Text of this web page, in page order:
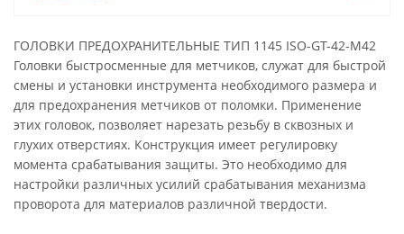
ГОЛОВКИ ПРЕДОХРАНИТЕЛЬНЫЕ ТИП 1145 ISO-GT-42-M42
Головки быстросменные для метчиков, служат для быстрой
смены и установки инструмента необходимого размера и
для предохранения метчиков от поломки. Применение
этих головок, позволяет нарезать резьбу в сквозных и
глухих отверстиях. Конструкция имеет регулировку
момента срабатывания защиты. Это необходимо для
настройки различных усилий срабатывания механизма
проворота для материалов различной твердости.